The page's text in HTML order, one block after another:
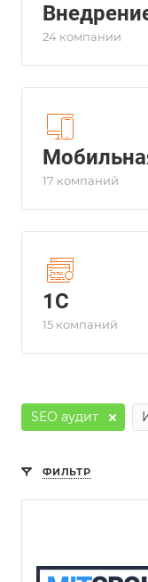
24 компании
17 компаний
1С
15 компаний
SEO аудит
ФИЛЬТР
Разработка